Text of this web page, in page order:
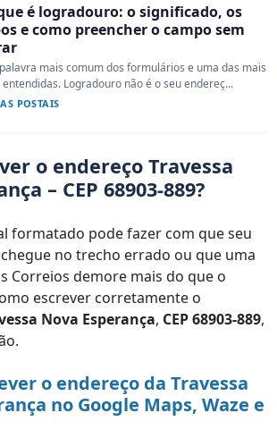
é logradouro: o significado, os
e como preencher o campo sem
mais comum dos formulários e uma das mais
entendidas. Logradouro não é o seu endereç...
POSTAIS
o endereço Travessa
– CEP 68903-889?
formatado pode fazer com que seu
no trecho errado ou que uma
Correios demore mais do que o
escrever corretamente o
Nova Esperança, CEP 68903-889,
o endereço da Travessa
no Google Maps, Waze e